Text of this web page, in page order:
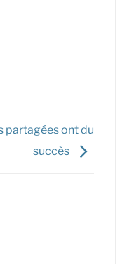
partagées ont du
succès